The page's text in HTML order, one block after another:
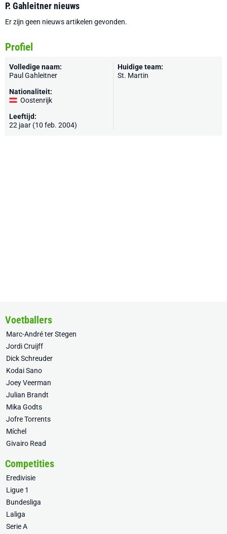
P. Gahleitner nieuws
Er zijn geen nieuws artikelen gevonden.
Profiel
Volledige naam:
Paul Gahleitner
Nationaliteit:
Oostenrijk
Leeftijd:
22 jaar (10 feb. 2004)
Huidige team:
St. Martin
Voetballers
Marc-André ter Stegen
Jordi Cruijff
Dick Schreuder
Kodai Sano
Joey Veerman
Julian Brandt
Mika Godts
Jofre Torrents
Míchel
Givairo Read
Competities
Eredivisie
Ligue 1
Bundesliga
Laliga
Serie A